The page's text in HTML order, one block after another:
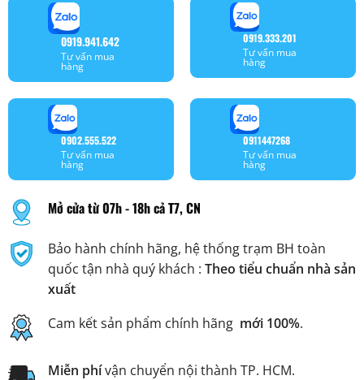
0919.941.642
Tư vấn mua
hàng
0919.333.201
Tư vấn mua
hàng
0902.555.522
Tư vấn mua
hàng
0911447268
Tư vấn mua
hàng
Mở cửa từ 07h - 18h cả T7, CN
Bảo hành chính hãng, hệ thống trạm BH toàn
quốc tận nhà quý khách : Theo tiểu chuẩn nhà sản
xuất
Cam kết sản phẩm chính hãng mới 100%.
Miễn phívận chuyển nội thành TP. HCM.